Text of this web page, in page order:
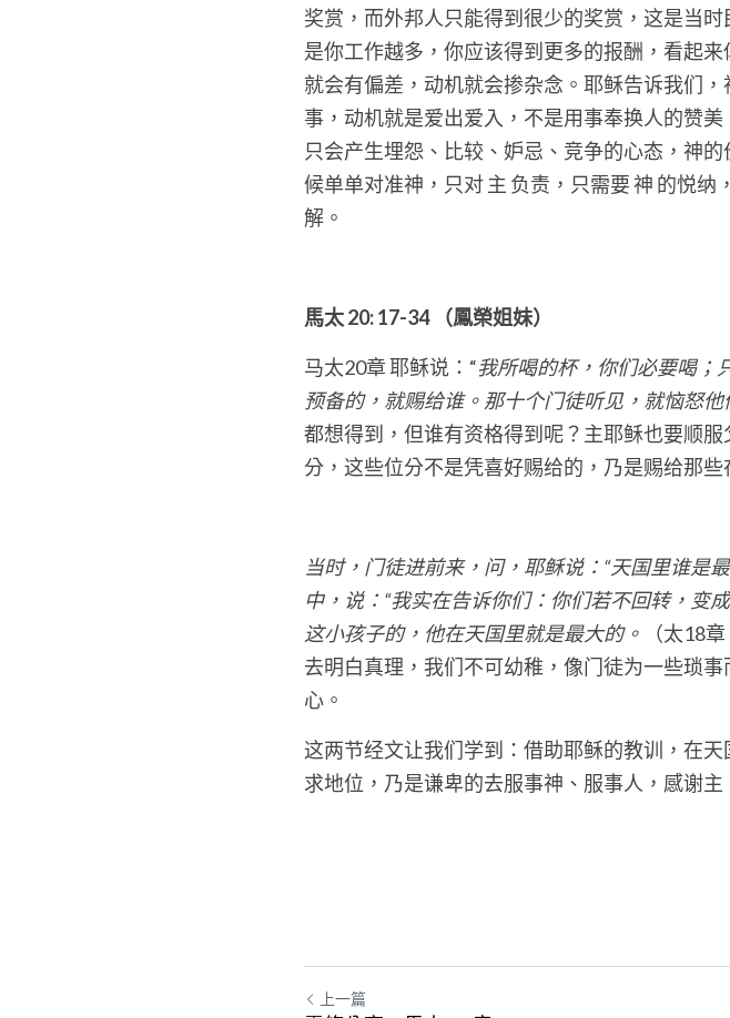
奖赏，而外邦人只能得到很少的奖赏，这是当
是你工作越多，你应该得到更多的报酬，看起
就会有偏差，动机就会掺杂念。耶稣告诉我们
事，动机就是爱出爱入，不是用事奉换人的赞
只会产生埋怨、比较、妒忌、竞争的心态，神
候单单对准神，只对 主 负责，只需要 神 的悦
解。
馬太 20: 17-34 （鳳榮姐妹）
马太20章 耶稣说：“我所喝的杯，你们必要喝；
预备的，就赐给谁。那十个门徒听见，就恼怒他
都想得到，但谁有资格得到呢？主耶稣也要顺
分，这些位分不是凭喜好赐给的，乃是赐给那
当时，门徒进前来，问，耶稣说：“天国里谁是
中，说：“我实在告诉你们：你们若不回转，变
这小孩子的，他在天国里就是最大的。
（太18章
去明白真理，我们不可幼稚，像门徒为一些琐
心。
这两节经文让我们学到：借助耶稣的教训，在
求地位，乃是谦卑的去服事神、服事人，感谢主
上一篇